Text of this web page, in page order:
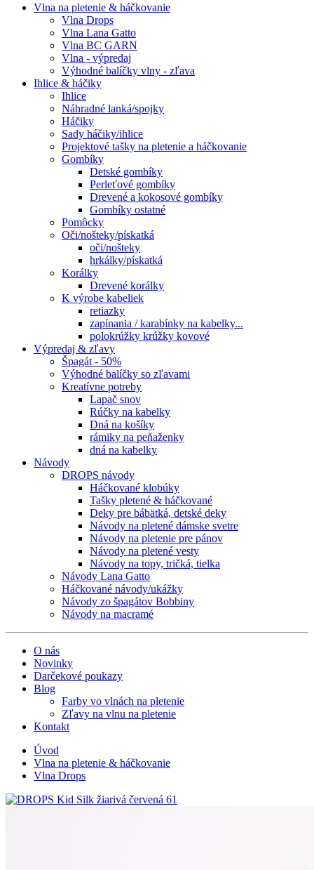
Vlna na pletenie & háčkovanie
Vlna Drops
Vlna Lana Gatto
Vlna BC GARN
Vlna - výpredaj
Výhodné balíčky vlny - zľava
Ihlice & háčiky
Ihlice
Náhradné lanká/spojky
Háčiky
Sady háčiky/ihlice
Projektové tašky na pletenie a háčkovanie
Gombíky
Detské gombíky
Perleťové gombíky
Drevené a kokosové gombíky
Gombíky ostatné
Pomôcky
Oči/nošteky/pískatká
oči/nošteky
hrkálky/pískatká
Korálky
Drevené korálky
K výrobe kabeliek
retiazky
zapínania / karabínky na kabelky...
polokrúžky krúžky kovové
Výpredaj & zľavy
Špagát - 50%
Výhodné balíčky so zľavami
Kreatívne potreby
Lapač snov
Rúčky na kabelky
Dná na košíky
rámiky na peňaženky
dná na kabelky
Návody
DROPS návody
Háčkované klobúky
Tašky pletené & háčkované
Deky pre bábätká, detské deky
Návody na pletené dámske svetre
Návody na pletenie pre pánov
Návody na pletené vesty
Návody na topy, tričká, tielka
Návody Lana Gatto
Háčkované návody/ukážky
Návody zo špagátov Bobbiny
Návody na macramé
O nás
Novinky
Darčekové poukazy
Blog
Farby vo vlnách na pletenie
Zľavy na vlnu na pletenie
Kontakt
Úvod
Vlna na pletenie & háčkovanie
Vlna Drops